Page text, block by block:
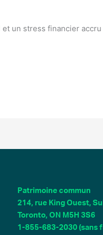
un stress financier
Patrimoine commun
214, rue King Ouest,
Toronto, ON M5H 3S6
1-855-683-2030 (sans